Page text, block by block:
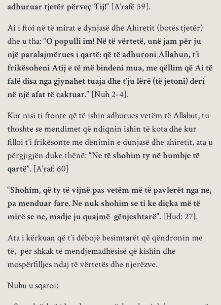
adhuruar tjetër përveç Tij!” [A’rafë 59].
Ai i ftoi në të mirat e dynjasë dhe Ahiretit (botës tjetër)
dhe u tha: “O populli im! Në të vërtetë, unë jam për ju
një paralajmërues i qartë: që të adhuroni Allahun, t’i
frikësoheni Atij e të më bindeni mua, me qëllim që Ai të
falë disa nga gjynahet tuaja dhe t’ju lërë (të jetoni) deri
në një afat të caktuar.” [Nuh 2-4].
Kur nisi ti ftonte që të ishin adhurues vetëm të Allahut, tu
thoshte se mendimet që ndiqnin ishin të kota dhe kur
filloi t’i frikësonte me dënimin e dunjasë dhe ahiretit, ata u
përgjigjën duke thënë: “Ne të shohim ty në humbje të
qartë”. [A’raf: 60]
“Shohim, që ty të vijnë pas vetëm më të pavlerët nga ne,
pa menduar fare. Ne nuk shohim se ti ke diçka më të
mirë se ne, madje ju quajmë gënjeshtarë”. [Hud: 27].
Ata i kërkuan që t’i dëbojë besimtarët që qëndronin me
të, për shkak të mendjemadhësisë që kishin dhe
mospërfilljes ndaj të vërtetës dhe njerëzve.
Nuhu u sqaroi: